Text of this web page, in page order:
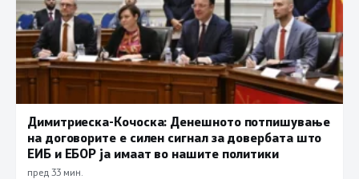
Димитриеска-Кочоска: Денешното потпишување
на договорите е силен сигнал за довербата што
ЕИБ и ЕБОР ја имаат во нашите политики
пред 33 мин.